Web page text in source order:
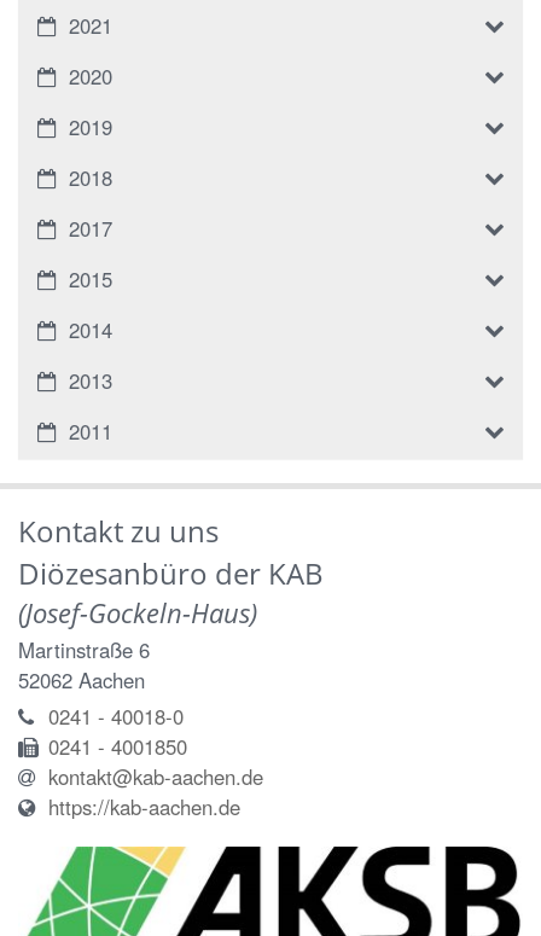
2021
2020
2019
2018
2017
2015
2014
2013
2011
Kontakt zu uns
Diözesanbüro der KAB
(Josef-Gockeln-Haus)
Martinstraße 6
52062 Aachen
0241 - 40018-0
0241 - 4001850
kontakt@kab-aachen.de
https://kab-aachen.de